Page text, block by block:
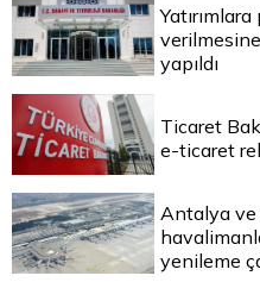
yapıldı
Ticaret
e-ticaret
Antalya
yenileme